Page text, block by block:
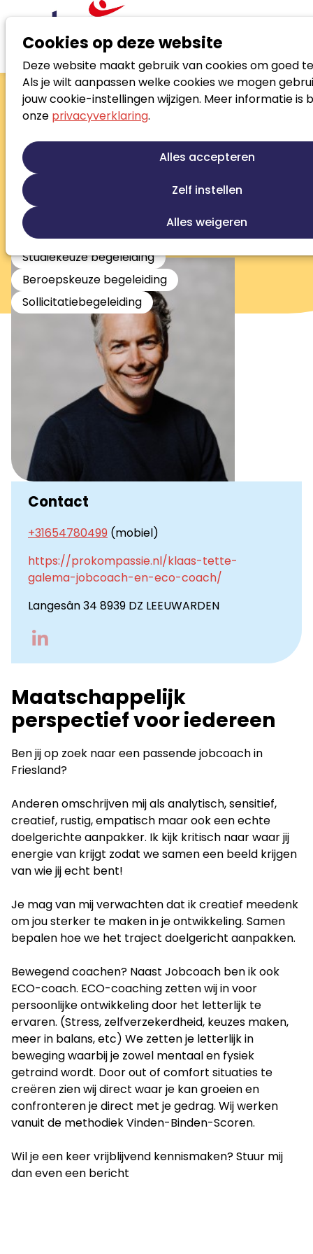
Cookies op deze website
Deze website maakt gebruik van cookies om goed
Als je wilt aanpassen welke cookies we mogen
jouw cookie-instellingen wijzigen. Meer informatie is
onze privacyverklaring.
Alles accepteren
Zelf instellen
Alles weigeren
Zoek loopbaanspecialist
Klaas-Tette
Galema
Bewegend coachen en een holistische
benadering
Persoonlijke ontwikkeling
Jobcoaching
Re-integratie
Stress en burnout begeleiding
Studiekeuze begeleiding
Beroepskeuze begeleiding
Sollicitatiebegeleiding
Contact
+31654780499 (mobiel)
https://prokompassie.nl/klaas-tette-
galema-jobcoach-en-eco-coach/
Langesân 34 8939 DZ LEEUWARDEN
Maatschappelijk
perspectief voor iedereen
Ben jij op zoek naar een passende jobcoach in
Friesland?
Anderen omschrijven mij als analytisch, sensitief,
creatief, rustig, empatisch maar ook een echte
doelgerichte aanpakker. Ik kijk kritisch naar waar jij
energie van krijgt zodat we samen een beeld krijgen
van wie jij echt bent!
Je mag van mij verwachten dat ik creatief meedenk
om jou sterker te maken in je ontwikkeling. Samen
bepalen hoe we het traject doelgericht aanpakken.
Bewegend coachen? Naast Jobcoach ben ik ook
ECO-coach. ECO-coaching zetten wij in voor
persoonlijke ontwikkeling door het letterlijk te
ervaren. (Stress, zelfverzekerdheid, keuzes maken,
meer in balans, etc) We zetten je letterlijk in
beweging waarbij je zowel mentaal en fysiek
getraind wordt. Door out of comfort situaties te
creëren zien wij direct waar je kan groeien en
confronteren je direct met je gedrag. Wij werken
vanuit de methodiek Vinden-Binden-Scoren.
Wil je een keer vrijblijvend kennismaken? Stuur mij
dan even een bericht